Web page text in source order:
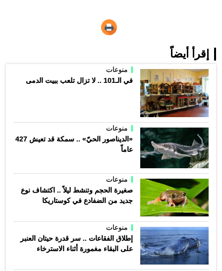
إقرأ أيضاً
منوعات
في الـ101 .. لا تزال تلعب ببيت الدمى
منوعات
«الديناصور الحيّ» .. سمكة قد تعيش 427
عاماً
منوعات
صغيرة الحجم وتنشط ليلاً .. اكتشاف نوع
جديد من الضفادع في كوستاريكا
منوعات
إطلاق الفقاعات .. سر قدرة حيتان العنبر
على البقاء مغمورة أثناء الاسترخاء